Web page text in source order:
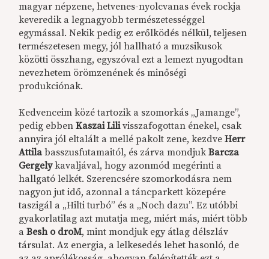
magyar népzene, hetvenes-nyolcvanas évek rockja
keveredik a legnagyobb természetességgel
egymással. Nekik pedig ez erőlködés nélkül, teljesen
természetesen megy, jól hallható a muzsikusok
közötti összhang, egyszóval ezt a lemezt nyugodtan
nevezhetem örömzenének és minőségi
produkciónak.
Kedvenceim közé tartozik a szomorkás „Jamange”,
pedig ebbenKaszai Lilivisszafogottan énekel, csak
annyira jól eltalált a mellé pakolt zene, kezdveHerr
Attila basszusfutamaitól, és zárva mondjukBarcza
Gergelykavaljával, hogy azonmód megérinti a
hallgató lelkét. Szerencsére szomorkodásra nem
nagyon jut idő, azonnal a táncparkett közepére
taszigál a „Hilti turbó” és a „Noch dazu”. Ez utóbbi
gyakorlatilag azt mutatja meg, miért más, miért több
aBesh o droM, mint mondjuk egy átlag délszláv
társulat. Az energia, a lelkesedés lehet hasonló, de